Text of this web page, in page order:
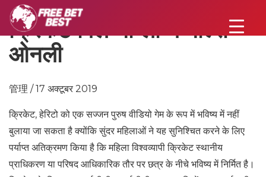
क्रिकेट विल नो लॉन्ग माल्स
ओनली
管理 / 17 अक्टूबर 2019
क्रिकेट, हेरिटो को एक सज्जन पुरुष वीडियो गेम के रूप में भविष्य में नहीं
बुलाया जा सकता है क्योंकि सुंदर महिलाओं ने यह सुनिश्चित करने के लिए
पर्याप्त अतिक्रमण किया है कि महिला विश्वव्यापी क्रिकेट स्थानीय
प्राधिकरण या परिषद आधिकारिक तौर पर छत्र के नीचे भविष्य में निर्मित है।